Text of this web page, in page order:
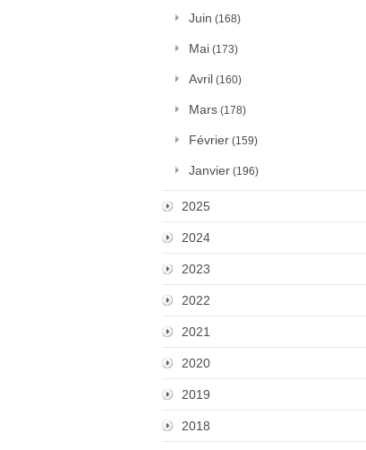
Juin (168)
Mai (173)
Avril (160)
Mars (178)
Février (159)
Janvier (196)
2025
2024
2023
2022
2021
2020
2019
2018